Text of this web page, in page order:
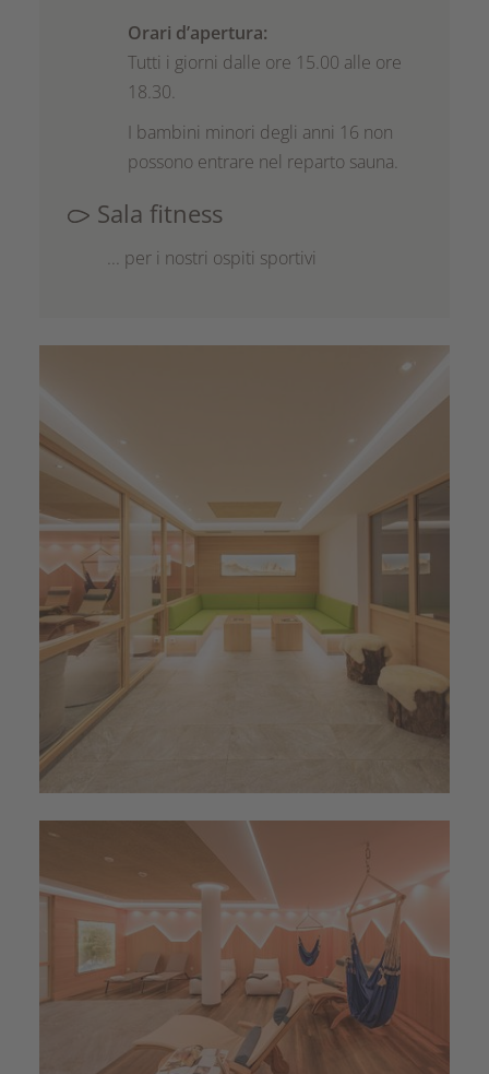
Orari d’apertura:
Tutti i giorni dalle ore 15.00 alle ore
18.30.
I bambini minori degli anni 16 non
possono entrare nel reparto sauna.
Sala fitness
... per i nostri ospiti sportivi